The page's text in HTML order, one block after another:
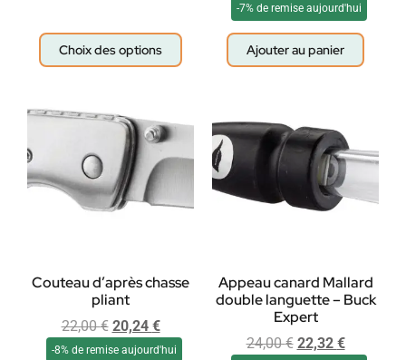
Choix des options
-7% de remise aujourd'hui
Ajouter au panier
Couteau d’après chasse
pliant
22,00€ 20,24 €
-8% de remise aujourd'hui
Appeau canard Mallard
double languette – Buck
Expert
24,00€ 22,32 €